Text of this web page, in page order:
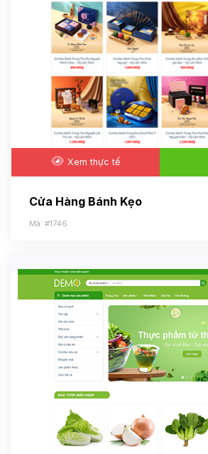
Xem thực tế
Cửa Hàng Bánh Kẹo
Mã: #1746